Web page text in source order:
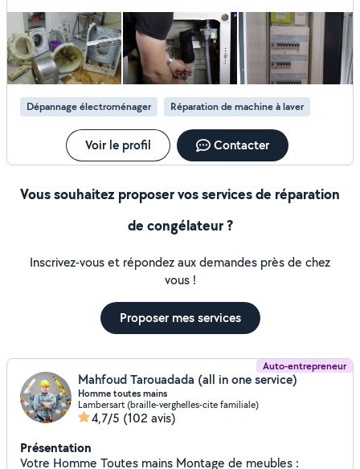
Dépannage électroménager Réparation de machine à laver
Voir le profil Contacter
Vous souhaitez proposer vos services de réparation
de congélateur ?
Inscrivez-vous et répondez aux demandes près de chez
vous !
Proposer mes services
Auto-entrepreneur
Mahfoud Tarouadada (all in one service)
Homme toutes mains
Lambersart (braille-verghelles-cite familiale)
4,7/5 (102 avis)
Présentation
Votre Homme Toutes mains Montage de meubles :